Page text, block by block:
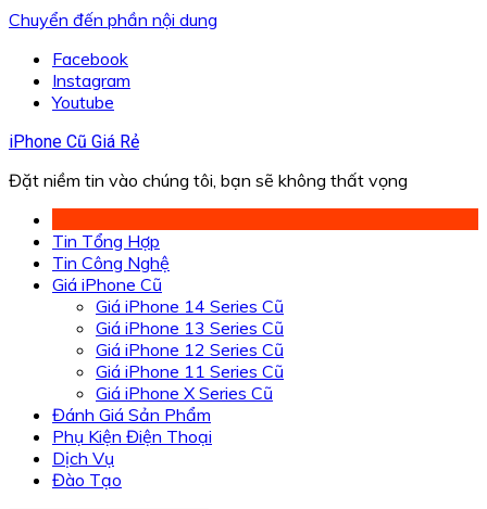
Chuyển đến phần nội dung
Facebook
Instagram
Youtube
iPhone Cũ Giá Rẻ
Đặt niềm tin vào chúng tôi, bạn sẽ không thất vọng
Tin Tổng Hợp
Tin Công Nghệ
Giá iPhone Cũ
Giá iPhone 14 Series Cũ
Giá iPhone 13 Series Cũ
Giá iPhone 12 Series Cũ
Giá iPhone 11 Series Cũ
Giá iPhone X Series Cũ
Đánh Giá Sản Phẩm
Phụ Kiện Điện Thoại
Dịch Vụ
Đào Tạo